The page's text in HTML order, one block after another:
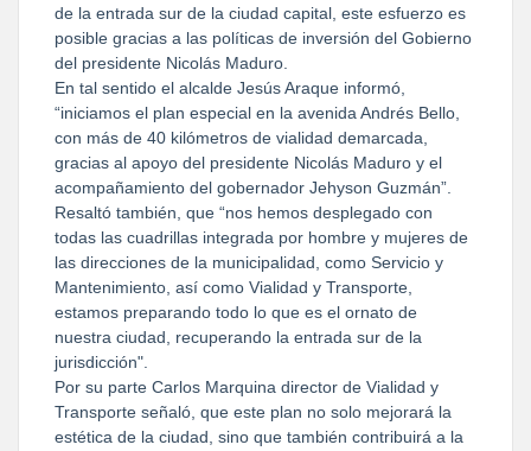
de la entrada sur de la ciudad capital, este esfuerzo es
posible gracias a las políticas de inversión del Gobierno
del presidente Nicolás Maduro.
En tal sentido el alcalde Jesús Araque informó,
“iniciamos el plan especial en la avenida Andrés Bello,
con más de 40 kilómetros de vialidad demarcada,
gracias al apoyo del presidente Nicolás Maduro y el
acompañamiento del gobernador Jehyson Guzmán”.
Resaltó también, que “nos hemos desplegado con
todas las cuadrillas integrada por hombre y mujeres de
las direcciones de la municipalidad, como Servicio y
Mantenimiento, así como Vialidad y Transporte,
estamos preparando todo lo que es el ornato de
nuestra ciudad, recuperando la entrada sur de la
jurisdicción".
Por su parte Carlos Marquina director de Vialidad y
Transporte señaló, que este plan no solo mejorará la
estética de la ciudad, sino que también contribuirá a la